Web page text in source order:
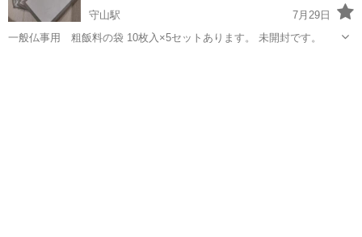
守山駅
7月29日
一般仏事用 粗飯料の袋 10枚入×5セットあります。 未開封です。